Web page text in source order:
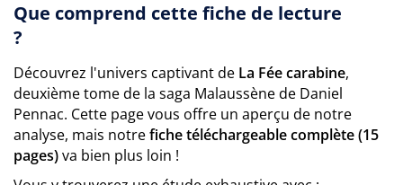
Que comprend cette fiche de lecture
?
Découvrez l'univers captivant de La Fée carabine,
deuxième tome de la saga Malaussène de Daniel
Pennac. Cette page vous offre un aperçu de notre
analyse, mais notrefiche téléchargeable complète (15
pages)va bien plus loin !